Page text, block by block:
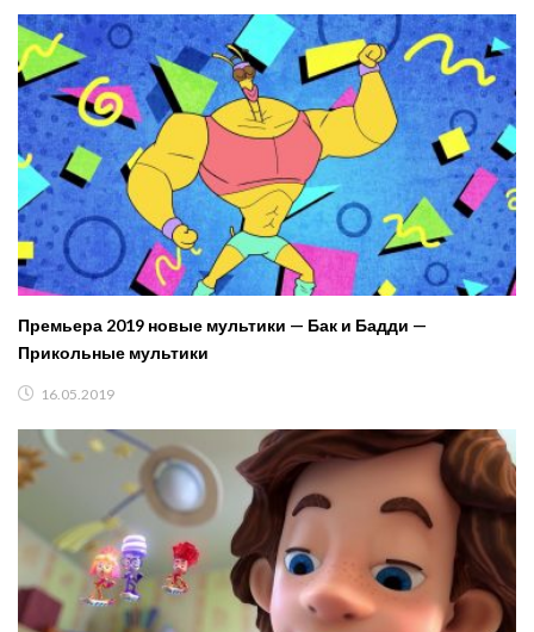
Премьера 2019 новые мультики — Бак и Бадди —
Прикольные мультики
16.05.2019